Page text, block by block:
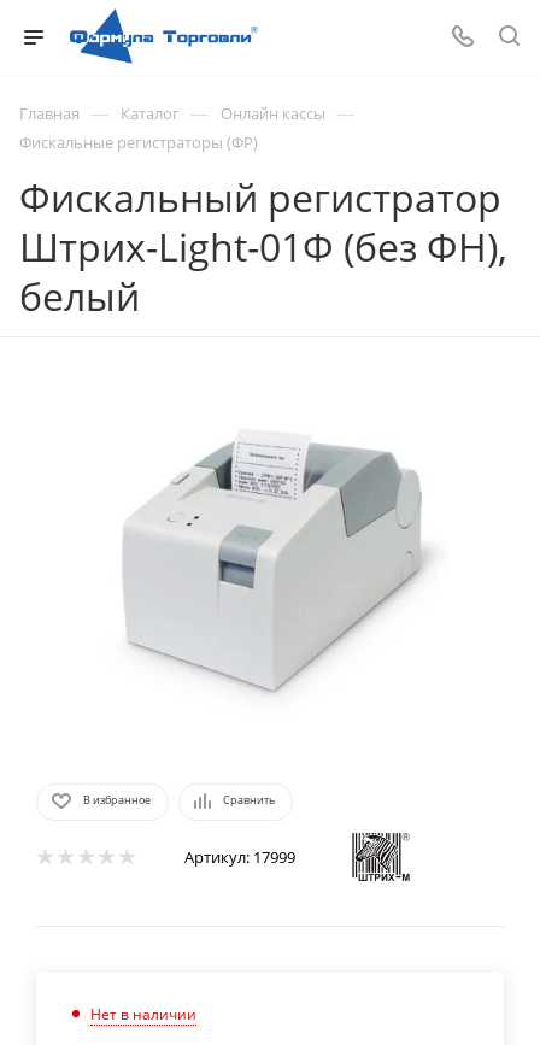
Главная — Каталог — Онлайн кассы —
Фискальные регистраторы (ФР)
Фискальный регистратор
Штрих-Light-01Ф (без ФН),
белый
В избранное Сравнить
Артикул: 17999
Нет в наличии